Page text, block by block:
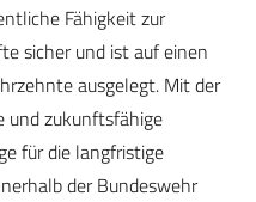
Fähigkeit zur
sicher und ist auf einen
ausgelegt. Mit der
und zukunftsfähige
für die langfristige
der Bundeswehr